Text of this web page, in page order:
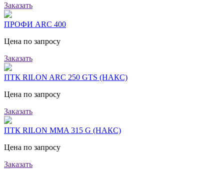
Заказать
ПРОФИ ARC 400
Цена по запросу
Заказать
ПТК RILON ARC 250 GTS (НАКС)
Цена по запросу
Заказать
ПТК RILON MMA 315 G (НАКС)
Цена по запросу
Заказать